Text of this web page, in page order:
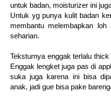
untuk badan, moisturizer ini
Untuk yg punya kulit badan
membantu melembapkan
seharian.
Teksturnya enggak terlalu
Enggak lengket juga pas di
suka juga karena ini bisa
anak, jadi gue bisa pake